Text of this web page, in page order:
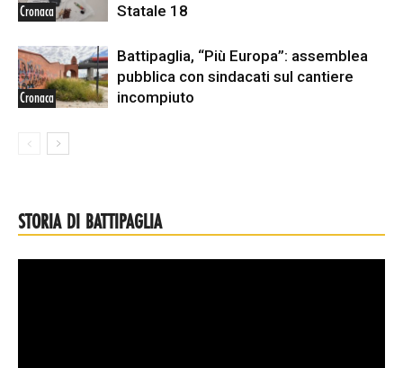
Cronaca
Statale 18
Cronaca
Battipaglia, “Più Europa”: assemblea
pubblica con sindacati sul cantiere
incompiuto
STORIA DI BATTIPAGLIA